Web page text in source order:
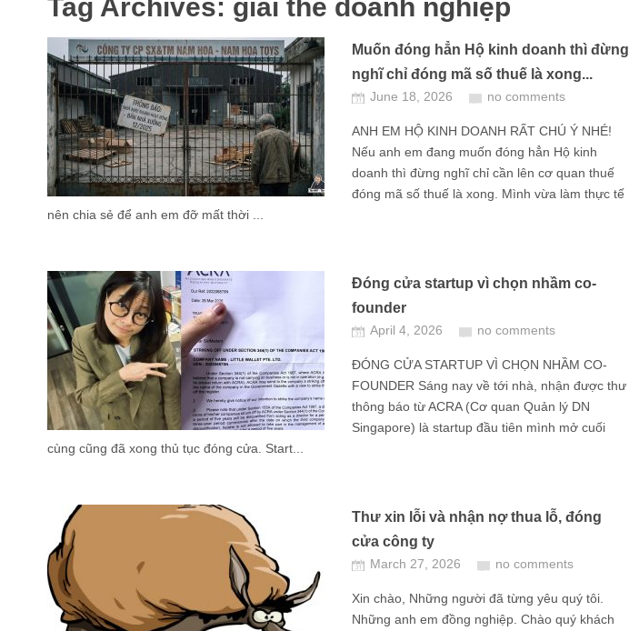
Tag Archives: giải thể doanh nghiệp
Muốn đóng hẳn Hộ kinh doanh thì đừng
nghĩ chỉ đóng mã số thuế là xong...
June 18, 2026 no comments
ANH EM HỘ KINH DOANH RẤT CHÚ Ý NHÉ!
Nếu anh em đang muốn đóng hẳn Hộ kinh
doanh thì đừng nghĩ chỉ cần lên cơ quan thuế
đóng mã số thuế là xong. Mình vừa làm thực tế
nên chia sẻ để anh em đỡ mất thời ...
Đóng cửa startup vì chọn nhầm co-
founder
April 4, 2026 no comments
ĐÓNG CỬA STARTUP VÌ CHỌN NHẦM CO-
FOUNDER Sáng nay về tới nhà, nhận được thư
thông báo từ ACRA (Cơ quan Quản lý DN
Singapore) là startup đầu tiên mình mở cuối
cùng cũng đã xong thủ tục đóng cửa. Start...
Thư xin lỗi và nhận nợ thua lỗ, đóng
cửa công ty
March 27, 2026 no comments
Xin chào, Những người đã từng yêu quý tôi.
Những anh em đồng nghiệp. Chào quý khách